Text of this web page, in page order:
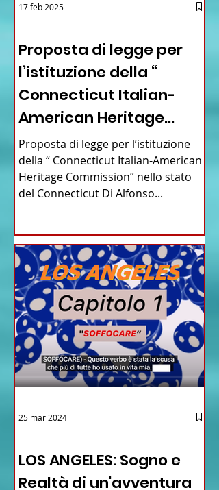
Proposta di legge per
l’istituzione della “
Connecticut Italian-
American Heritage
Commission” nello stato
del Connecticut
Proposta di legge per l’istituzione
della “ Connecticut Italian-American
Heritage Commission” nello stato
del Connecticut Di Alfonso...
17 feb 2025
LOS ANGELES: Sogno e
Realtà di un'avventura
25 mar 2024